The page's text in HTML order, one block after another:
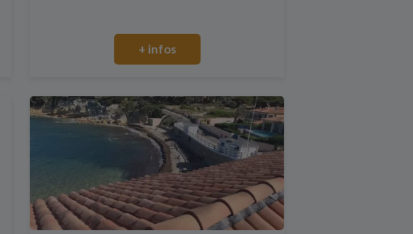
+ infos